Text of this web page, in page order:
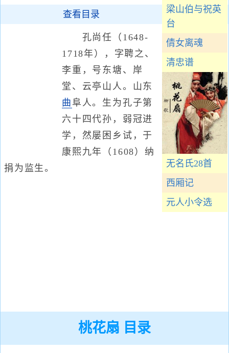
梁山伯与祝英
台
倩女离魂
清忠谱
无名氏28首
西厢记
元人小令选
查看目录
孔尚任（1648-
1718年），字聘之、
李重，号东塘、岸
堂、云亭山人。山东
曲 阜人。生为孔子第
六十四代孙，弱冠进
学，然屡困乡试，于
康熙九年（1608）纳
捐为监生。
桃花扇 目录